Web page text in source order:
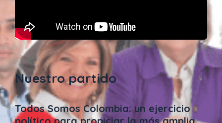
Nuestro partido
Todos Somos Colombia: un ejercicio